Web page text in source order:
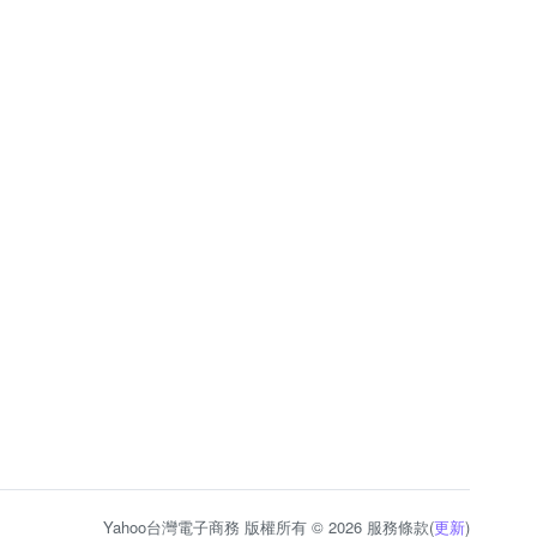
Yahoo台灣電子商務 版權所有 © 2026 服務條款(更新)